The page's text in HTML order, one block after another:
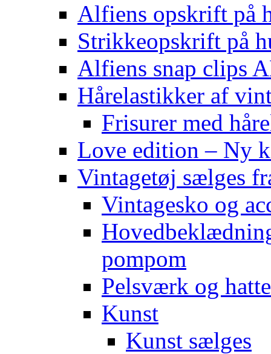
Alfiens opskrift på
Strikkeopskrift på
Alfiens snap clips
Hårelastikker af
Frisurer med
Love edition – Ny
Vintagetøj sælges
Vintagesko og
pompom
Pelsværk og
Kunst
Kunst sælges